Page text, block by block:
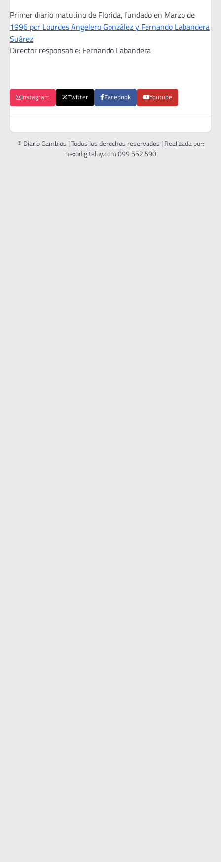
Primer diario matutino de Florida, fundado en Marzo de
1996 por Lourdes Angelero González y Fernando Labandera
Suárez
Director responsable: Fernando Labandera
Instagram Twitter Facebook Youtube